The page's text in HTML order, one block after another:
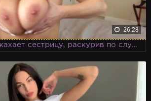
26:28
Сводный брат жахает сестрицу, раскурив по случаю сигаретку, и возбудившись донельзя